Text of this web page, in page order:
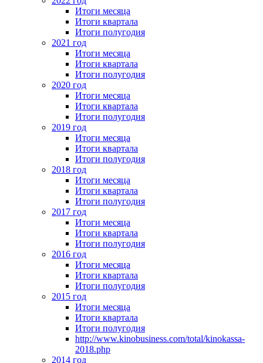
Итоги месяца
Итоги квартала
Итоги полугодия
2021 год
Итоги месяца
Итоги квартала
Итоги полугодия
2020 год
Итоги месяца
Итоги квартала
Итоги полугодия
2019 год
Итоги месяца
Итоги квартала
Итоги полугодия
2018 год
Итоги месяца
Итоги квартала
Итоги полугодия
2017 год
Итоги месяца
Итоги квартала
Итоги полугодия
2016 год
Итоги месяца
Итоги квартала
Итоги полугодия
2015 год
Итоги месяца
Итоги квартала
Итоги полугодия
http://www.kinobusiness.com/total/kinokassa-
2018.php
2014 год